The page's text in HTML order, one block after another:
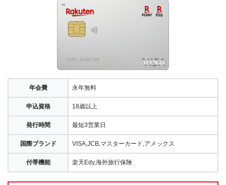
年会費 永年無料
申込資格 18歳以上
発行時間 最短3営業日
国際ブランド VISA,JCB,マスターカード,アメックス
付帯機能 楽天Edy,海外旅行保険